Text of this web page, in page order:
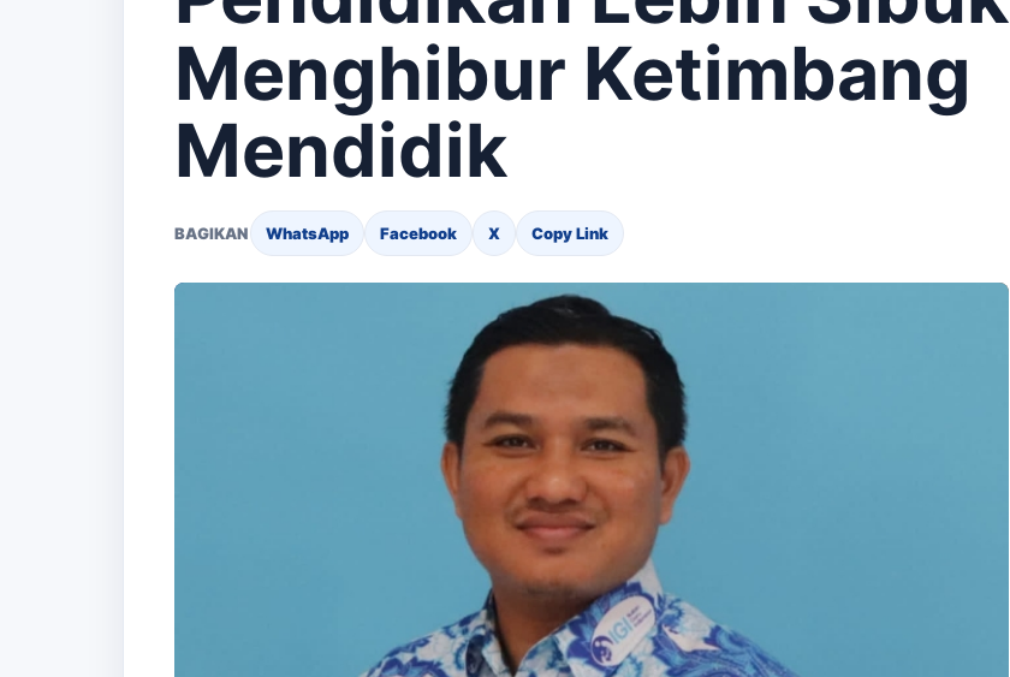
Menghibur Ketimbang
Mendidik
BAGIKAN WhatsApp Facebook X Copy Link